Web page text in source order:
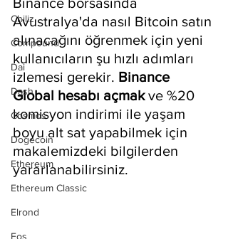
Chiliz
Compound
Dai
Dash
Cosmos
Dogecoin
Ethereum
Ethereum Classic
Elrond
Eos
Avustralya'da nasıl Bitcoin satın
alınacağını öğrenmek için yeni
kullanıcıların şu hızlı adımları
izlemesi gerekir. Binance
Global hesabı açmak ve %20
komisyon indirimi ile yaşam
boyu alt sat yapabilmek için
makalemizdeki bilgilerden
yararlanabilirsiniz.